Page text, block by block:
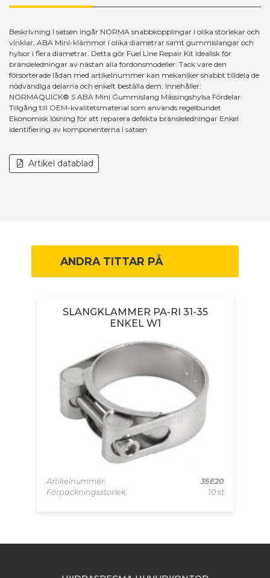
Beskrivning I satsen ingår NORMA snabbkopplingar i olika storlekar och
vinklar, ABA Mini-klämmor i olika diametrar samt gummislangar och
hylsor i flera diametrar. Detta gör Fuel Line Repair Kit idealisk för
bränsleledningar av nästan alla fordonsmodeller. Tack vare den
försorterade lådan med artikelnummer kan mekaniker snabbt tilldela de
nödvändiga delarna och enkelt beställa dem. Innehåller:
NORMAQUICK® S ABA Mini Gummislang Mässingshylsa Fördelar:
Tillgång till OEM-kvalitetsmaterial som används regelbundet
Ekonomisk lösning för att reparera defekta bränsleledningar Enkel
identifiering av komponenterna i satsen
Artikel datablad
ANDRA TITTAR PÅ
SLANGKLAMMER PA-RI 31-35
ENKEL W1
Artikelnummer:
35E20
Förpackningsstorlek:
10 st